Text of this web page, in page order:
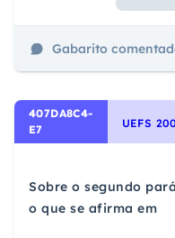
Gabarito
407DA8C4-
E7
Sobre o segundo
o que se afirma em